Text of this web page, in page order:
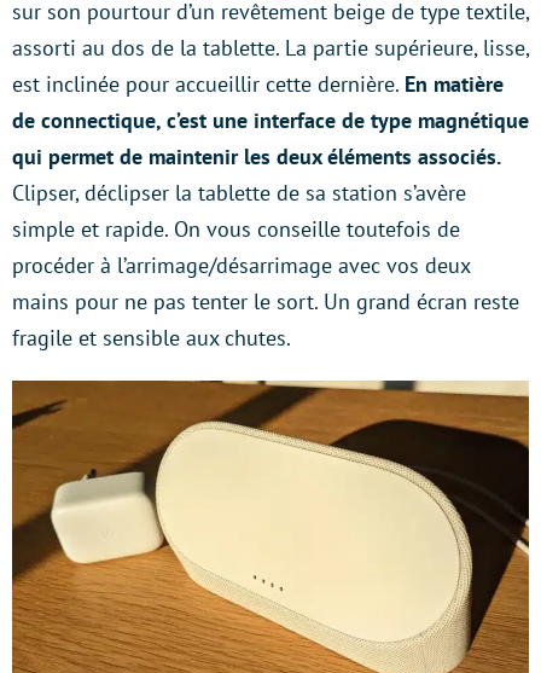
sur son pourtour d’un revêtement beige de type textile,
assorti au dos de la tablette. La partie supérieure, lisse,
est inclinée pour accueillir cette dernière. En matière
de connectique, c’est une interface de type magnétique
qui permet de maintenir les deux éléments associés.
Clipser, déclipser la tablette de sa station s’avère
simple et rapide. On vous conseille toutefois de
procéder à l’arrimage/désarrimage avec vos deux
mains pour ne pas tenter le sort. Un grand écran reste
fragile et sensible aux chutes.